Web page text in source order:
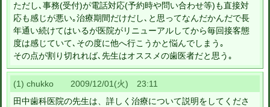
ただし､事務(受付)が電話対応(予約時や問い合わせ等)も直接対
応も感じが悪い｡治療期間だけだし､と思ってなんだかんだで長
年通い続けてはいるが医院がリニューアルしてから毎回接客態
度は感じていて､その度に他へ行こうかと悩んでしまう｡
その点が割り切れれば､先生はオススメの歯医者だと思う｡
(1) chukko 2009/12/01(火) 23:11
田中歯科医院の先生は、詳しく治療について説明をしてくださ